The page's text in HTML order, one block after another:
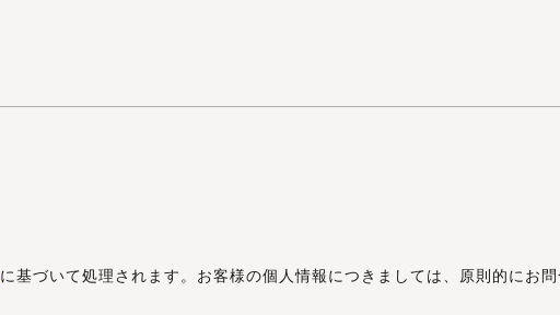
に基づいて処理されます。お客様の個人情報につきましては、原則的にお